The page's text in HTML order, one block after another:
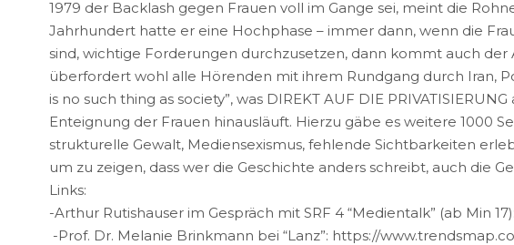
1979 der Backlash gegen Frauen voll im Gange sei, meint die
Jahrhundert hatte er eine Hochphase – immer dann, wenn die
sind, wichtige Forderungen durchzusetzen, dann kommt auch
überfordert wohl alle Hörenden mit ihrem Rundgang durch Iran,
is no such thing as society”, was DIREKT AUF DIE
Enteignung der Frauen hinausläuft. Hierzu gäbe es weitere 1000
strukturelle Gewalt, Mediensexismus, fehlende Sichtbarkeiten
um zu zeigen, dass wer die Geschichte anders schreibt, auch die
Links:
-Arthur Rutishauser im Gespräch mit SRF 4 “Medientalk” (ab Min
-Prof. Dr. Melanie Brinkmann bei “Lanz”: https://